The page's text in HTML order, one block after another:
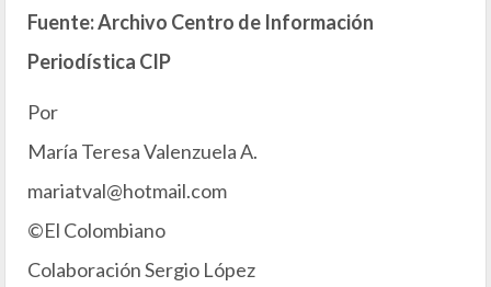
Fuente: Archivo Centro de Información
Periodística CIP
Por
María Teresa Valenzuela A.
mariatval@hotmail.com
©El Colombiano
Colaboración Sergio López